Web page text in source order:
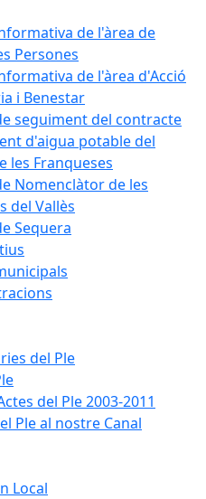
de l'àrea de
Persones
de l'àrea d'Acció
i Benestar
seguiment del contracte
d'aigua potable del
les Franqueses
Nomenclàtor de les
del Vallès
Sequera
del Ple
del Ple 2003-2011
Ple al nostre Canal
Local